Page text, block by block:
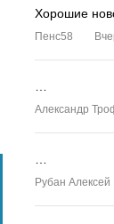
Хорошие
Пенс58
Александр
Рубан Алексей